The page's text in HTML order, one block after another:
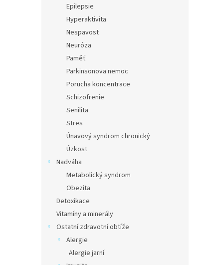
Epilepsie
Hyperaktivita
Nespavost
Neuróza
Paměť
Parkinsonova nemoc
Porucha koncentrace
Schizofrenie
Senilita
Stres
Únavový syndrom chronický
Úzkost
Nadváha
Metabolický syndrom
Obezita
Detoxikace
Vitamíny a minerály
Ostatní zdravotní obtíže
Alergie
Alergie jarní